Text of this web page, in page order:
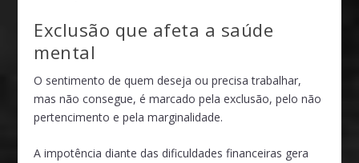
Exclusão que afeta a saúde
mental
O sentimento de quem deseja ou precisa trabalhar,
mas não consegue, é marcado pela exclusão, pelo não
pertencimento e pela marginalidade.
A impotência diante das dificuldades financeiras gera